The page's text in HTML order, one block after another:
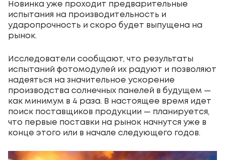
Новинка уже проходит предварительные
испытания на производительность и
ударопрочность и скоро будет выпущена на
рынок.
Исследователи сообщают, что результаты
испытаний фотомодулей их радуют и позволяют
надеяться на значительное ускорение
производства солнечных панелей в будущем —
как минимум в 4 раза. В настоящее время идет
поиск поставщиков продукции — планируется,
что первые поставки на рынок начнутся уже в
конце этого или в начале следующего годов.